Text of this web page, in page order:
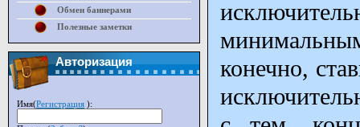
конечно,
Обмен баннерами
Полезные заметки
Авторизация
Имя(Регистрация ):